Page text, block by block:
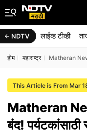
NDTV लाईव्ह टीव्ही
होम महाराष्ट्र Matheran
This Article is From Mar
Matheran
बंद!